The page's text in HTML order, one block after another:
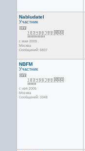
Nabludatel
Участник
с мая 2009
Москва
Сообщений: 6837
NBFM
Участник
с ноя 2005
Москва
Сообщений: 3348